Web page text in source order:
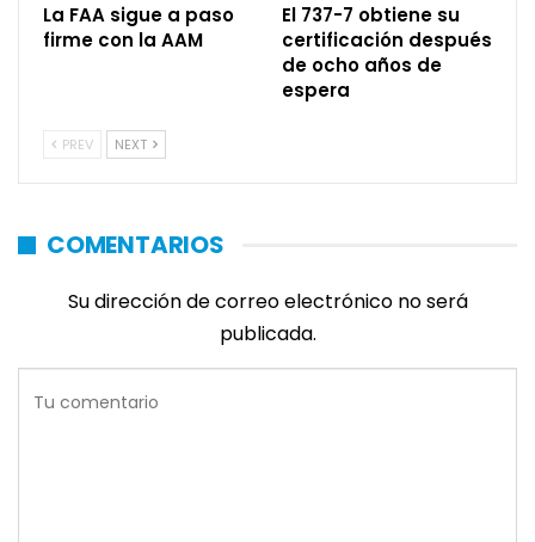
La FAA sigue a paso
firme con la AAM
El 737-7 obtiene su
certificación después
de ocho años de
espera
PREV NEXT
COMENTARIOS
Su dirección de correo electrónico no será
publicada.